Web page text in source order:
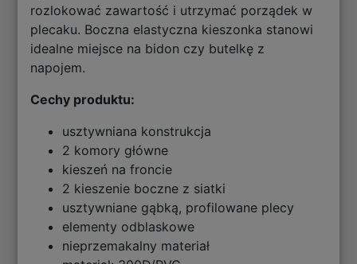
rozlokować zawartość i utrzymać porządek w
plecaku. Boczna elastyczna kieszonka stanowi
idealne miejsce na bidon czy butelkę z
napojem.
Cechy produktu:
usztywniana konstrukcja
2 komory główne
kieszeń na froncie
2 kieszenie boczne z siatki
usztywniane gąbką, profilowane plecy
elementy odblaskowe
nieprzemakalny materiał